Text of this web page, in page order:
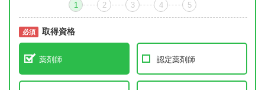
1 2 3 4 5
必須 取得資格
薬剤師 認定薬剤師